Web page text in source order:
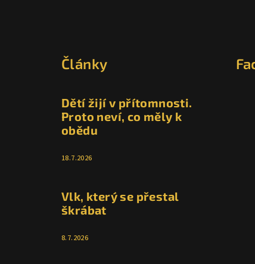
Články
Dětí žijí v přítomnosti.
Proto neví, co měly k
obědu
18.7.2026
Vlk, který se přestal
škrábat
8.7.2026